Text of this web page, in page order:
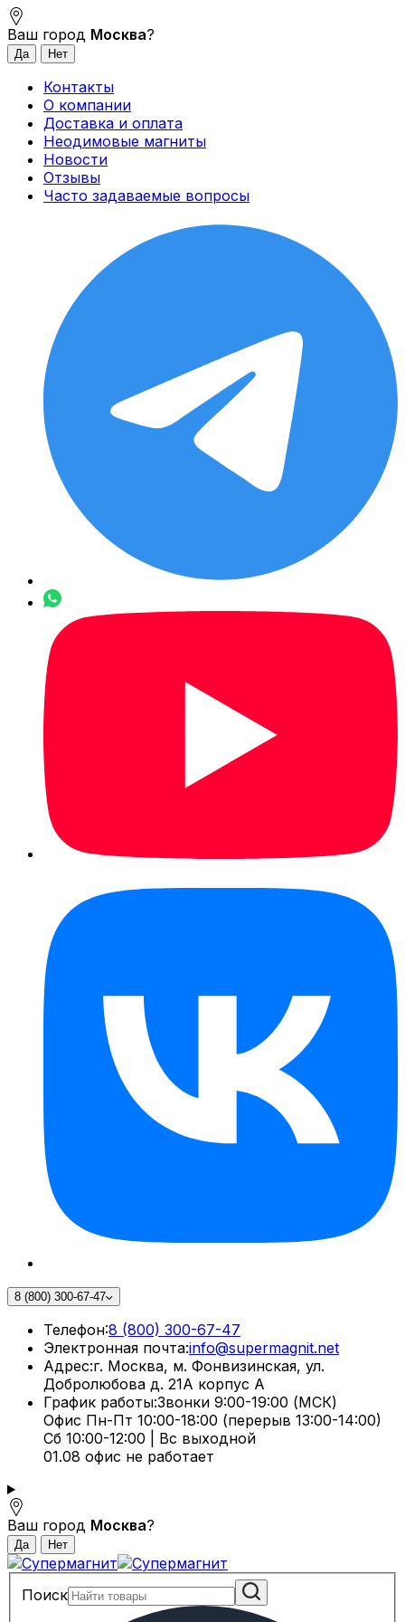
Ваш город Москва?
Контакты
О компании
Доставка и оплата
Неодимовые магниты
Новости
Отзывы
Часто задаваемые вопросы
8 (800) 300-67-47
Телефон:8 (800) 300-67-47
Электронная почта:info@supermagnit.net
Адрес:г. Москва, м. Фонвизинская, ул.
Добролюбова д. 21А корпус А
График работы:Звонки 9:00-19:00 (МСК)
Офис Пн-Пт 10:00-18:00 (перерыв 13:00-14:00)
Сб 10:00-12:00 | Вс выходной
01.08 офис не работает
Ваш город Москва?
Поиск